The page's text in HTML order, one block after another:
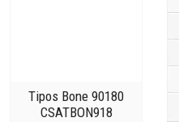
Tipos Bone 90180
CSATBON918